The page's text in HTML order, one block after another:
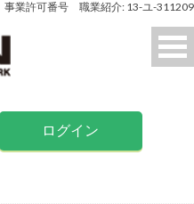
事業許可番号 職業紹介: 13-ユ-311209
ログイン